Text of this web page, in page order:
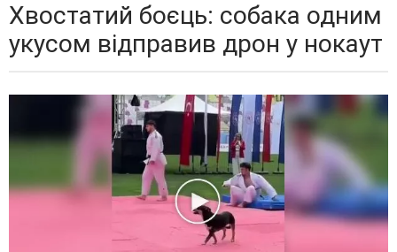
Хвостатий боєць: собака одним
укусом відправив дрон у нокаут